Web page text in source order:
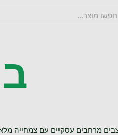
מרחבים עסקיים עם צמחייה